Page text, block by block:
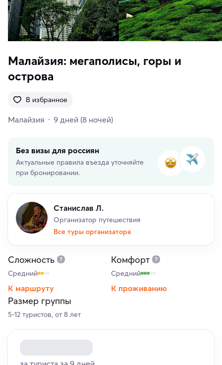
Малайзия: мегаполисы, горы и
острова
В избранное
Малайзия 9 дней (8 ночей)
Без визы для россиян
Актуальные правила въезда уточняйте
при бронировании.
Станислав Л.
Организатор путешествия
Все туры организатора
Сложность
Средний
К маршруту
Комфорт
Средний
К проживанию
Размер группы
5-12 туристов, от 8 лет